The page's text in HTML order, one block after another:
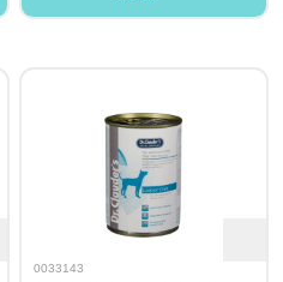
0033143